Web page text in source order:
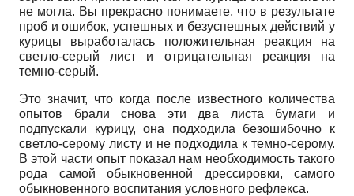
не могла. Вы прекрасно понимаете, что в результате
проб и ошибок, успешных и безуспешных действий у
курицы выработалась положительная реакция на
светло-серый лист и отрицательная реакция на
темно-серый.
Это значит, что когда после известного количества
опытов брали снова эти два листа бумаги и
подпускали курицу, она подходила безошибочно к
светло-серому листу и не подходила к темно-серому.
В этой части опыт показал нам необходимость такого
рода самой обыкновенной дрессировки, самого
обыкновенного воспитания условного рефлекса.